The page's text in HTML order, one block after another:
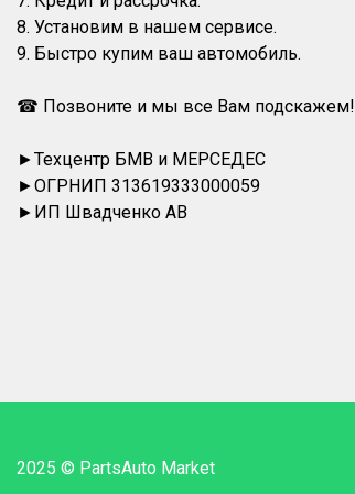
8. Установим в нашем сервисе.
9. Быстро купим ваш автомобиль.
☎ Позвоните и мы все Вам подскажем!
►Техцентр БМВ и МЕРСЕДЕС
►ОГРНИП 313619333000059
►ИП Швадченко АВ
2025 © PartsAuto Market